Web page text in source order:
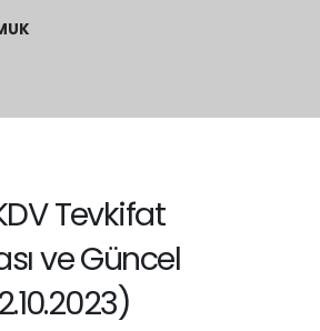
Tevkifat
ve Güncel